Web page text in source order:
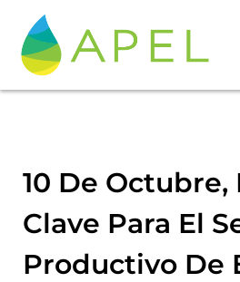
10 De Octubre,
Clave Para El
Productivo De